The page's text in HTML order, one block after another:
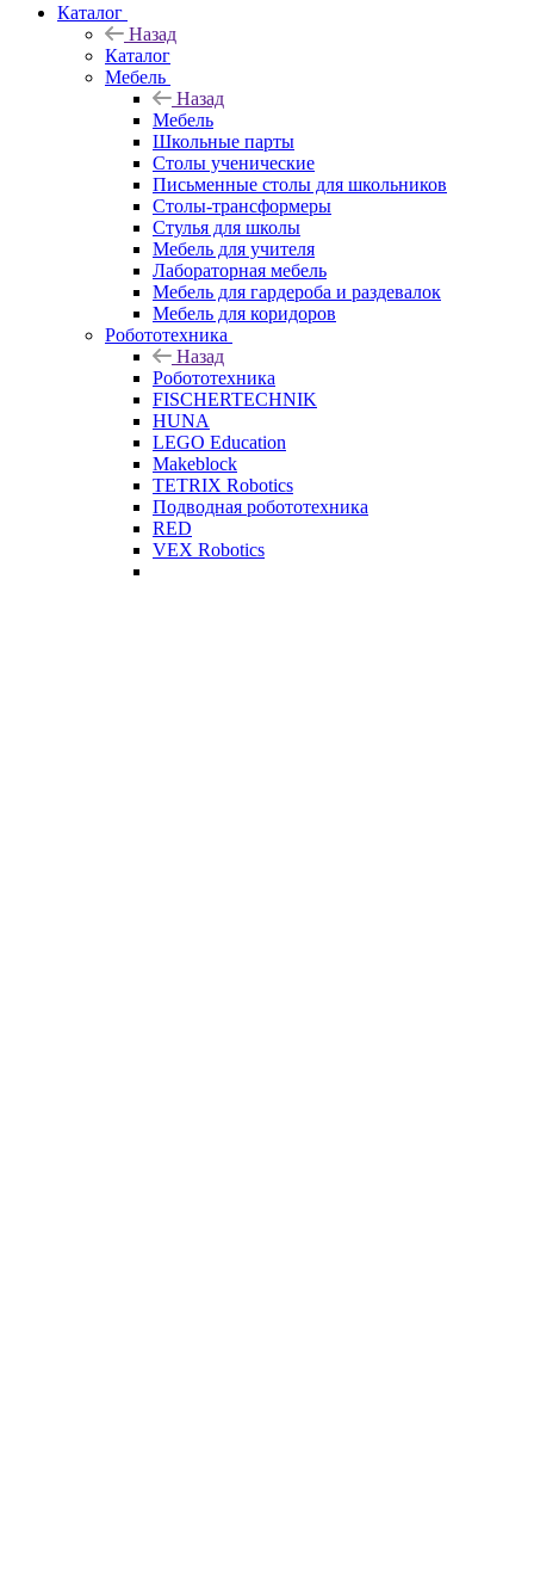
Каталог
Назад
Каталог
Мебель
Назад
Мебель
Школьные парты
Столы ученические
Письменные столы для школьников
Столы-трансформеры
Стулья для школы
Мебель для учителя
Лабораторная мебель
Мебель для гардероба и раздевалок
Мебель для коридоров
Робототехника
Назад
Робототехника
FISCHERTECHNIK
HUNA
LEGO Education
Makeblock
TETRIX Robotics
Подводная робототехника
RED
VEX Robotics